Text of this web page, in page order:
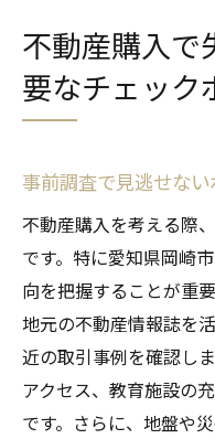
不動産購入で
要なチェック
事前調査で見逃せない
不動産購入を考える際
です。特に愛知県岡崎
向を把握することが重
地元の不動産情報誌を
近の取引事例を確認し
アクセス、教育施設の
です。さらに、地盤や